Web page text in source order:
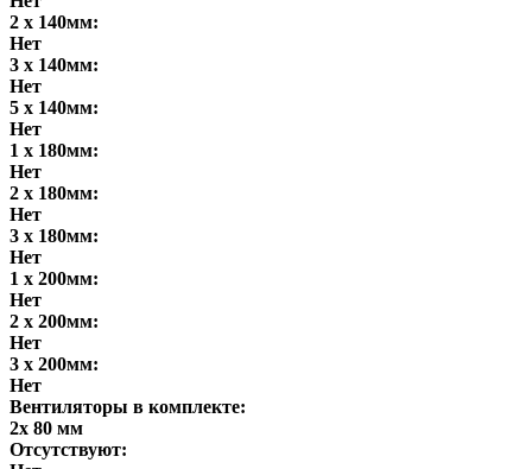
2 x 140мм:
Нет
3 x 140мм:
Нет
5 x 140мм:
Нет
1 x 180мм:
Нет
2 x 180мм:
Нет
3 x 180мм:
Нет
1 x 200мм:
Нет
2 x 200мм:
Нет
3 x 200мм:
Нет
Вентиляторы в комплекте:
2x 80 мм
Отсутствуют: